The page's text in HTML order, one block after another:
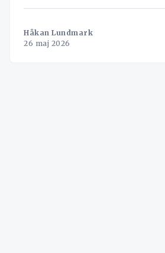
Håkan Lundmark
26 maj 2026